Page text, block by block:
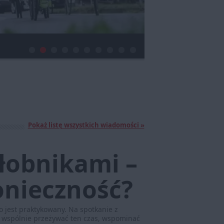
Pokaż listę wszystkich wiadomości »
–
jest praktykowany. Na spotkanie z
przeżywać ten czas, wspominać